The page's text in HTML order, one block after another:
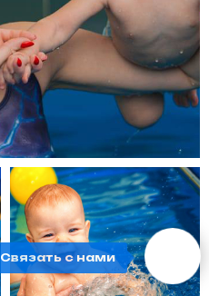
Связать с нами